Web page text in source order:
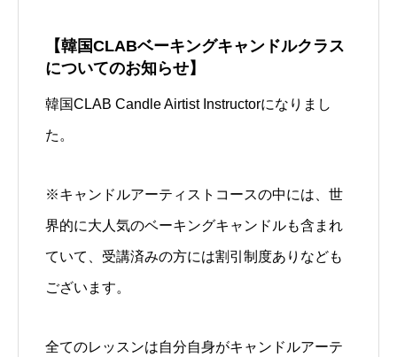
【韓国CLABベーキングキャンドルクラス
についてのお知らせ】
韓国CLAB Candle Airtist Instructorになりまし
た。
※キャンドルアーティストコースの中には、世
界的に大人気のベーキングキャンドルも含まれ
ていて、受講済みの方には割引制度ありなども
ございます。
全てのレッスンは自分自身がキャンドルアーテ